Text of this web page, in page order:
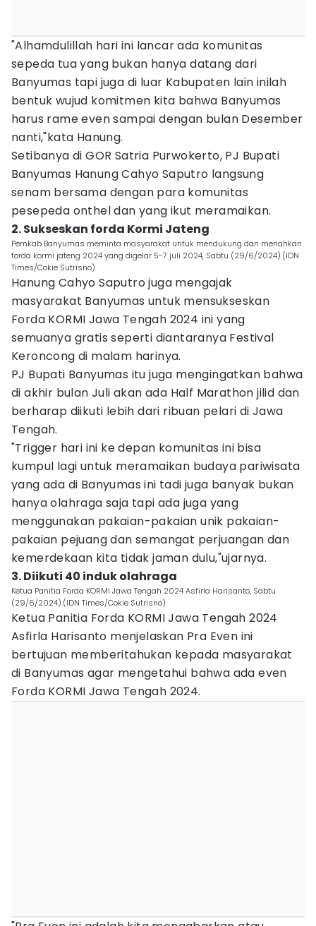
"Alhamdulillah hari ini lancar ada komunitas
sepeda tua yang bukan hanya datang dari
Banyumas tapi juga di luar Kabupaten lain inilah
bentuk wujud komitmen kita bahwa Banyumas
harus rame even sampai dengan bulan Desember
nanti,"kata Hanung.
Setibanya di GOR Satria Purwokerto, PJ Bupati
Banyumas Hanung Cahyo Saputro langsung
senam bersama dengan para komunitas
pesepeda onthel dan yang ikut meramaikan.
2. Sukseskan forda Kormi Jateng
Pemkab Banyumas meminta masyarakat untuk mendukung dan meriahkan
forda kormi jateng 2024 yang digelar 5-7 juli 2024, Sabtu (29/6/2024).(IDN
Times/Cokie Sutrisno)
Hanung Cahyo Saputro juga mengajak
masyarakat Banyumas untuk mensukseskan
Forda KORMI Jawa Tengah 2024 ini yang
semuanya gratis seperti diantaranya Festival
Keroncong di malam harinya.
PJ Bupati Banyumas itu juga mengingatkan bahwa
di akhir bulan Juli akan ada Half Marathon jilid dan
berharap diikuti lebih dari ribuan pelari di Jawa
Tengah.
"Trigger hari ini ke depan komunitas ini bisa
kumpul lagi untuk meramaikan budaya pariwisata
yang ada di Banyumas ini tadi juga banyak bukan
hanya olahraga saja tapi ada juga yang
menggunakan pakaian-pakaian unik pakaian-
pakaian pejuang dan semangat perjuangan dan
kemerdekaan kita tidak jaman dulu,"ujarnya.
3. Diikuti 40 induk olahraga
Ketua Panitia Forda KORMI Jawa Tengah 2024 Asfirla Harisanto, Sabtu
(29/6/2024).(IDN Times/Cokie Sutrisno)
Ketua Panitia Forda KORMI Jawa Tengah 2024
Asfirla Harisanto menjelaskan Pra Even ini
bertujuan memberitahukan kepada masyarakat
di Banyumas agar mengetahui bahwa ada even
Forda KORMI Jawa Tengah 2024.